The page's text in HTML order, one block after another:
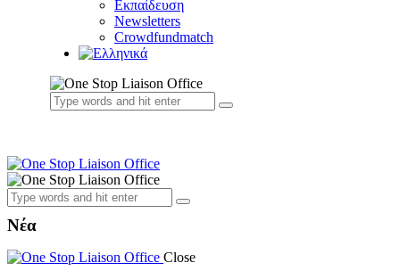
Εκπαίδευση
Newsletters
Crowdfundmatch
Νέα
Close